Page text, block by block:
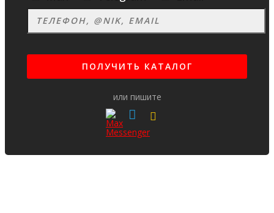
или пишите